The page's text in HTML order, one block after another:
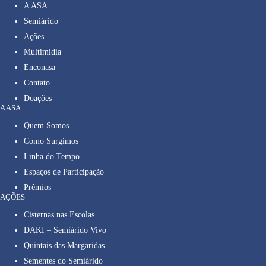
A ASA
Semiárido
Ações
Multimídia
Enconasa
Contato
Doações
A ASA
Quem Somos
Como Surgimos
Linha do Tempo
Espaços de Participação
Prêmios
AÇÕES
Cisternas nas Escolas
DAKI – Semiárido Vivo
Quintais das Margaridas
Sementes do Semiárido